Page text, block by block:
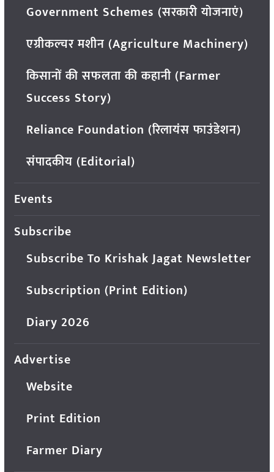
Government Schemes (सरकारी योजनाएं)
एग्रीकल्चर मशीन (Agriculture Machinery)
किसानों की सफलता की कहानी (Farmer
Success Story)
Reliance Foundation (रिलायंस फाउंडेशन)
संपादकीय (Editorial)
Events
Subscribe
Subscribe To Krishak Jagat Newsletter
Subscription (Print Edition)
Diary 2026
Advertise
Website
Print Edition
Farmer Diary